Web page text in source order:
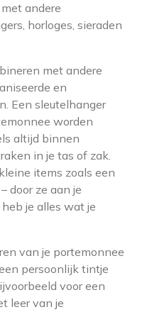
andere
horloges, sieraden
met andere
en
Een sleutelhanger
worden
altijd binnen
in je tas of zak.
items zoals een
door ze aan je
je alles wat je
van je portemonnee
persoonlijk tintje
voor een
leer van je